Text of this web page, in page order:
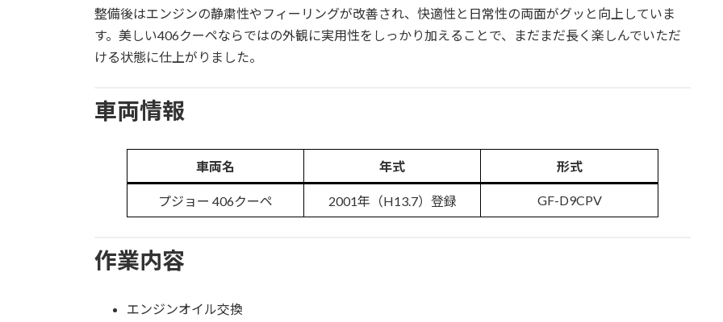
整備後はエンジンの静粛性やフィーリングが改善され、快適性と日常性の両面がグッと向上していま
す。美しい406クーペならではの外観に実用性をしっかり加えることで、まだまだ長く楽しんでいただ
ける状態に仕上がりました。
車両情報
車両名 年式 形式
プジョー 406クーペ 2001年（H13.7）登録 GF-D9CPV
作業内容
エンジンオイル交換